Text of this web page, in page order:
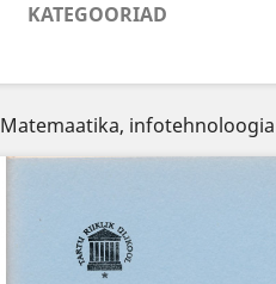
KATEGOORIAD
Matemaatika, infotehnoloogia